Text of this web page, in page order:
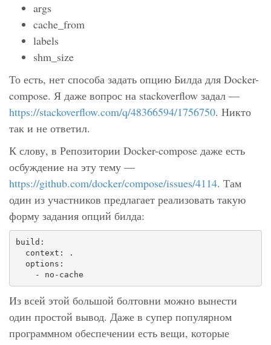
args
cache_from
labels
shm_size
То есть, нет способа задать опцию Билда для Docker-
compose. Я даже вопрос на stackoverflow задал —
https://stackoverflow.com/q/48366594/1756750. Никто
так и не ответил.
К слову, в Репозитории Docker-compose даже есть
осбуждение на эту тему —
https://github.com/docker/compose/issues/4114. Там
один из участников предлагает реализовать такую
форму задания опций билда:
build:
  context: .
  options:
    - no-cache
Из всей этой большой болтовни можно вынести
один простой вывод. Даже в супер популярном
программном обеспечении есть вещи, которые